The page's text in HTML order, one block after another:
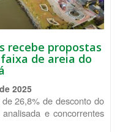
recebe propostas
de areia do
2025
26,8% de desconto do
e concorrentes